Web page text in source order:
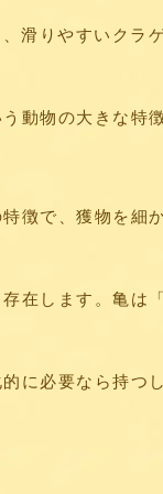
滑りやすいクラ
動物の大きな特徴
徴で、獲物を細
在します。亀は
に必要なら持つ